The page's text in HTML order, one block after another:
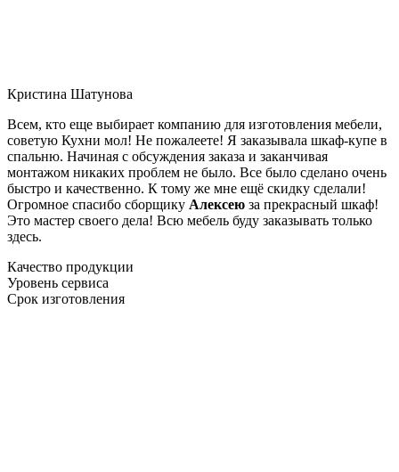
Кристина Шатунова
Всем, кто еще выбирает компанию для изготовления мебели,
советую Кухни мол! Не пожалеете! Я заказывала шкаф-купе в
спальню. Начиная с обсуждения заказа и заканчивая
монтажом никаких проблем не было. Все было сделано очень
быстро и качественно. К тому же мне ещё скидку сделали!
Огромное спасибо сборщику Алексею за прекрасный шкаф!
Это мастер своего дела! Всю мебель буду заказывать только
здесь.
Качество продукции
Уровень сервиса
Срок изготовления